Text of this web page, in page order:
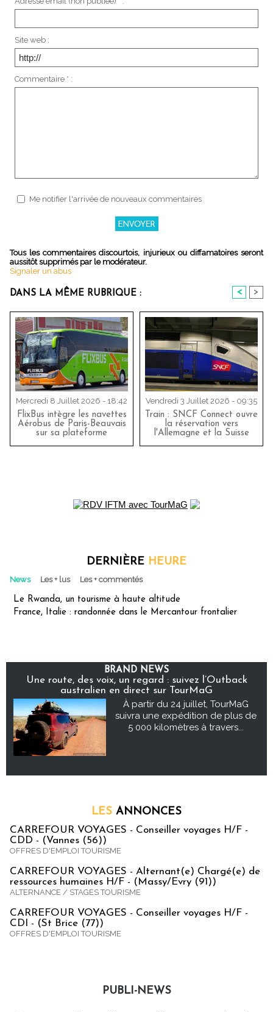
Site web :
Commentaire * :
Me notifier l'arrivée de nouveaux commentaires
Tous les commentaires discourtois, injurieux ou diffamatoires seront
aussitôt supprimés par le modérateur.
Signaler un abus
DANS LA MÊME RUBRIQUE : < >
Mercredi 8 Juillet 2026 - 18:42
FlixBus intègre les navettes
Aérobus de Paris-Beauvais
sur sa plateforme
Vendredi 3 Juillet 2026 - 09:35
Train : SNCF Connect ouvre
la réservation vers
l'Allemagne et la Suisse
DERNIÈRE HEURE
News Les + lus Les + commentés
Le Rwanda, un tourisme à haute altitude
France, Italie : randonnée dans le Mercantour frontalier
BRAND NEWS
Une route, des voix, un regard : suivez l’Outback
australien en direct sur TourMaG
À partir du 24 juillet, TourMaG
suivra une expédition de plus de
5 000 kilomètres à travers...
LES ANNONCES
CARREFOUR VOYAGES - Conseiller voyages H/F -
CDD - (Vannes (56))
OFFRES D'EMPLOI TOURISME
CARREFOUR VOYAGES - Alternant(e) Chargé(e) de
ressources humaines H/F - (Massy/Evry (91))
ALTERNANCE / STAGES TOURISME
CARREFOUR VOYAGES - Conseiller voyages H/F -
CDI - (St Brice (77))
OFFRES D'EMPLOI TOURISME
PUBLI-NEWS